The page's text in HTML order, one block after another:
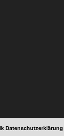
Datenschutzerklärung